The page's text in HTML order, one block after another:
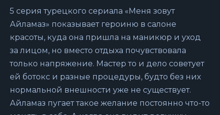
5 серия турецкого сериала «Меня зовут
Айламаз» показывает героиню в салоне
красоты, куда она пришла на маникюр и уход
за лицом, но вместо отдыха почувствовала
только напряжение. Мастер то и дело советует
ей ботокс и разные процедуры, будто без них
нормальной внешности уже не существует.
Айламаз пугает такое желание постоянно что-то